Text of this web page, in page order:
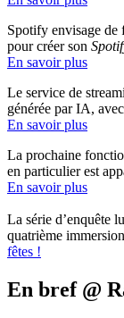
Spotify envisage
pour créer son
En savoir plus
Le service de
générée par IA,
En savoir plus
La prochaine
en particulier est
En savoir plus
La série d’enquête
quatrième
fêtes !
En bref @